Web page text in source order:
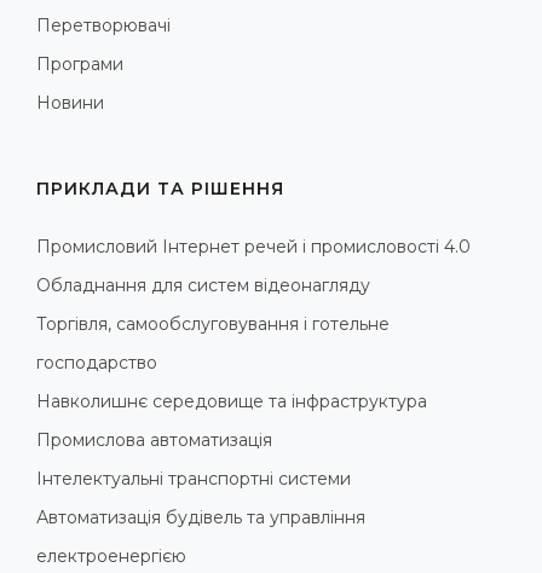
Перетворювачі
Програми
Новини
ПРИКЛАДИ ТА РІШЕННЯ
Промисловий Інтернет речей і промисловості 4.0
Обладнання для систем відеонагляду
Торгівля, самообслуговування і готельне
господарство
Навколишнє середовище та інфраструктура
Промислова автоматизація
Інтелектуальні транспортні системи
Автоматизація будівель та управління
електроенергією